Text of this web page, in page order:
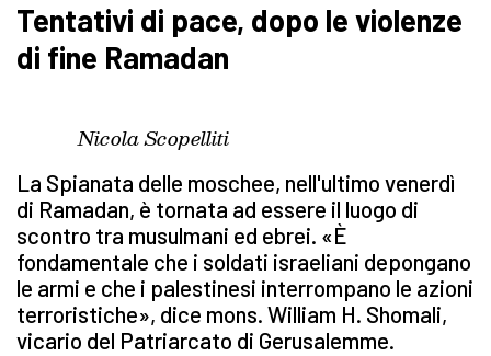
Tentativi di pace, dopo le violenze
di fine Ramadan
Nicola Scopelliti
La Spianata delle moschee, nell'ultimo venerdì
di Ramadan, è tornata ad essere il luogo di
scontro tra musulmani ed ebrei. «È
fondamentale che i soldati israeliani depongano
le armi e che i palestinesi interrompano le azioni
terroristiche», dice mons. William H. Shomali,
vicario del Patriarcato di Gerusalemme.